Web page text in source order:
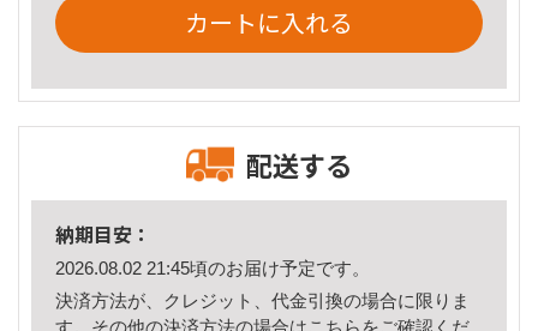
カートに入れる
配送する
納期目安：
2026.08.02 21:45頃のお届け予定です。
決済方法が、クレジット、代金引換の場合に限りま
す。その他の決済方法の場合はこちら をご確認くだ